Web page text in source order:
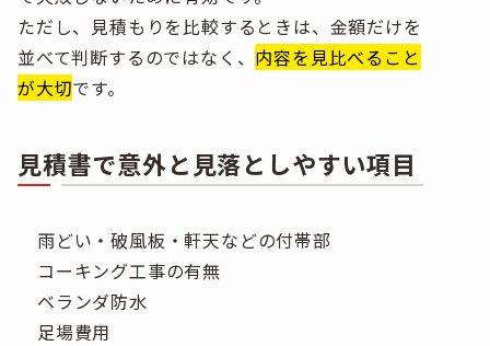
ただし、見積もりを比較するときは、金額だけを
並べて判断するのではなく、 内容を見比べること
が大切です。
見積書で意外と見落としやすい項目
雨どい・破風板・軒天などの付帯部
コーキング工事の有無
ベランダ防水
足場費用